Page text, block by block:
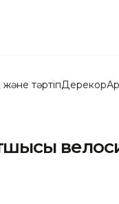
тәртіпДерекқор